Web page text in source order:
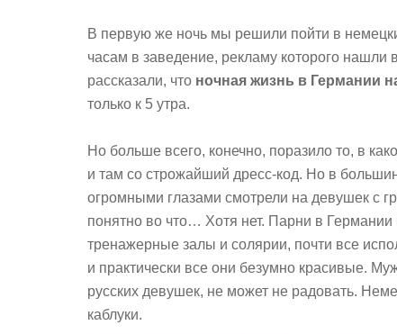
В первую же ночь мы решили пойти в
часам в заведение, рекламу которого
рассказали, что ночная жизнь в Германии
только к 5 утра.
Но больше всего, конечно, поразило то, в
и там со строжайший дресс-код. Но в
огромными глазами смотрели на девушек с
понятно во что… Хотя нет. Парни в
тренажерные залы и солярии, почти все
и практически все они безумно красивые.
русских девушек, не может не радовать.
каблуки.